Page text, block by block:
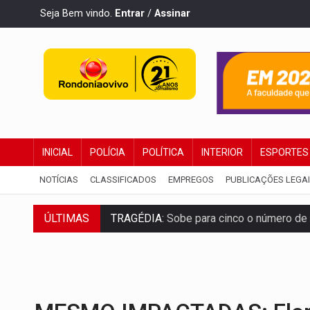
Seja Bem vindo. Entrar / Assinar
INICIAL POLÍCIA POLÍTICA INTERIOR ESPORTES
NOTÍCIAS CLASSIFICADOS EMPREGOS PUBLICAÇÕES
ÚLTIMAS TRAGÉDIA: Sobe para cinco o número
COLEGIADO: Brasil e Rússia discutem